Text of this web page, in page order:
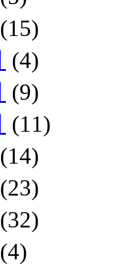
(15)
(4)
(9)
(11)
(14)
(23)
(32)
(4)